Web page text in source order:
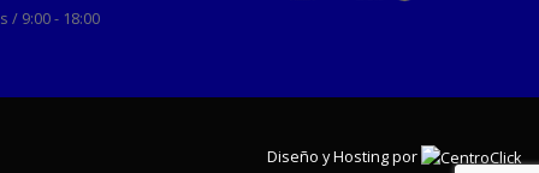
/ 9:00 - 18:00
Diseño y Hosting por